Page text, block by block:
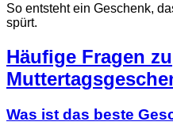
So entsteht ein Geschenk,
spürt.
Häufige Fragen zu
Was ist das beste